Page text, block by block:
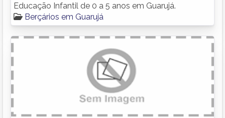
Educação Infantil de 0 a 5 anos em Guarujá.
Berçários em Guarujá